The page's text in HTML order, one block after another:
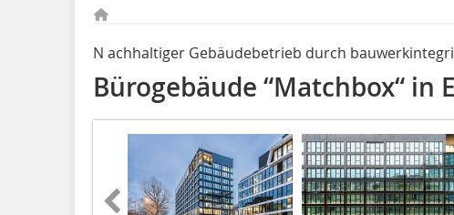
N achhaltiger Gebäudebetrieb durch
Bürogebäude “Matchbox“ in